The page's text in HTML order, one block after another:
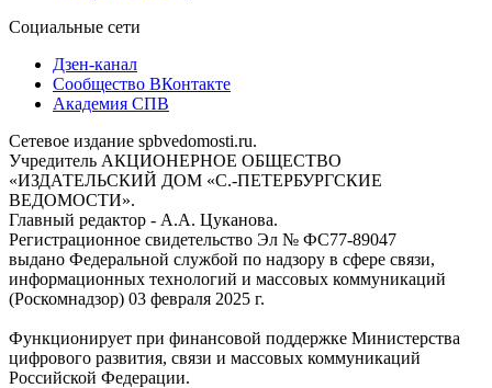
Социальные сети
Дзен-канал
Сообщество ВКонтакте
Академия СПВ
Сетевое издание spbvedomosti.ru.
Учредитель АКЦИОНЕРНОЕ ОБЩЕСТВО
«ИЗДАТЕЛЬСКИЙ ДОМ «С.-ПЕТЕРБУРГСКИЕ
ВЕДОМОСТИ».
Главный редактор - А.А. Цуканова.
Регистрационное свидетельство Эл № ФС77-89047
выдано Федеральной службой по надзору в сфере связи,
информационных технологий и массовых коммуникаций
(Роскомнадзор) 03 февраля 2025 г.
Функционирует при финансовой поддержке Министерства
цифрового развития, связи и массовых коммуникаций
Российской Федерации.